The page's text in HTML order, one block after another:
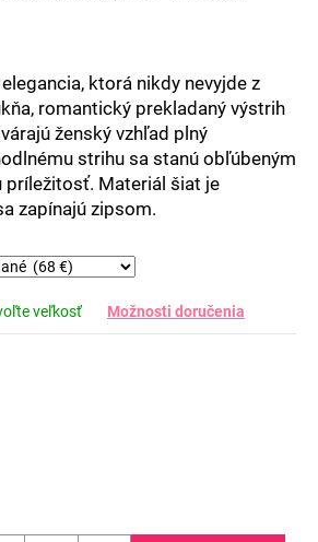
ktorá nikdy nevyjde z
romantický prekladaný výstrih
ženský vzhľad plný
strihu sa stanú obľúbeným
príležitosť. Materiál šiat je
zapínajú zipsom.
veľkosť Možnosti doručenia